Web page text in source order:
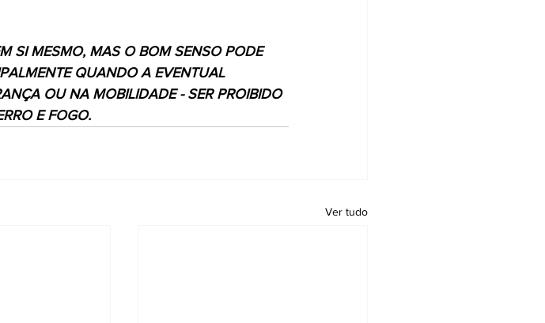
SI MESMO, MAS O BOM SENSO PODE
QUANDO A EVENTUAL
OU NA MOBILIDADE - SER PROIBIDO
E FOGO.
Ver tudo